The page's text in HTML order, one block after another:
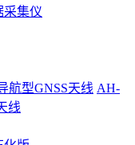
采集仪
航型GNSS天线 AH-
线